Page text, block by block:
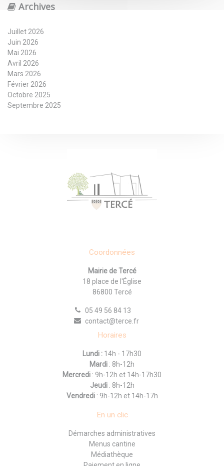
Archives
Juillet 2026
Juin 2026
Mai 2026
Avril 2026
Mars 2026
Février 2026
Octobre 2025
Septembre 2025
Coordonnées
Mairie de Tercé
18 place de l'Église
86800 Tercé
05 49 56 84 13
contact@terce.fr
Horaires
Lundi : 14h - 17h30
Mardi : 8h-12h
Mercredi : 9h-12h et 14h-17h30
Jeudi : 8h-12h
Vendredi : 9h-12h et 14h-17h
En un clic
Démarches administratives
Menus cantine
Médiathèque